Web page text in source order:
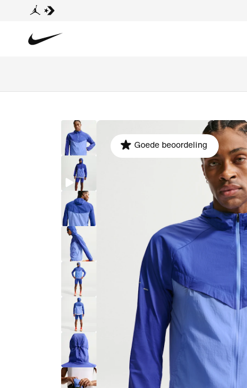
Goede beoordeling